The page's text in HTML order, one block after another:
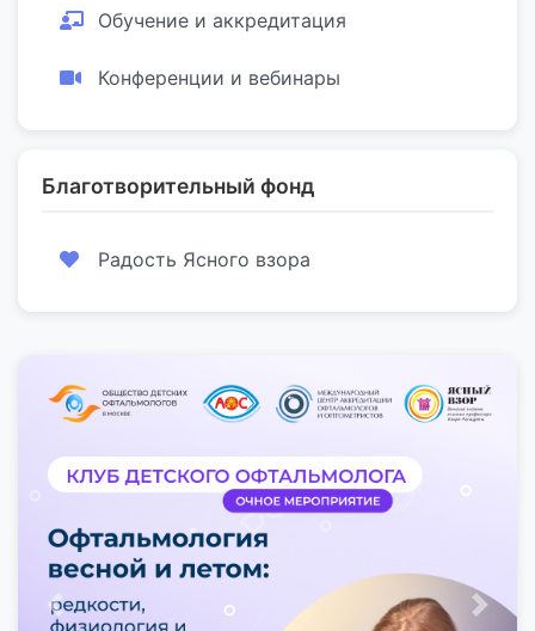
Обучение и аккредитация
Конференции и вебинары
Благотворительный фонд
Радость Ясного взора
Предыдущий